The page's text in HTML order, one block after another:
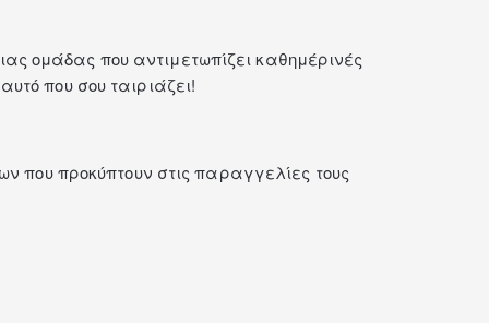
ομάδας που αντιμετωπίζει καθημέρινές
που σου ταιριάζει!
που προκύπτουν στις παραγγελίες τους